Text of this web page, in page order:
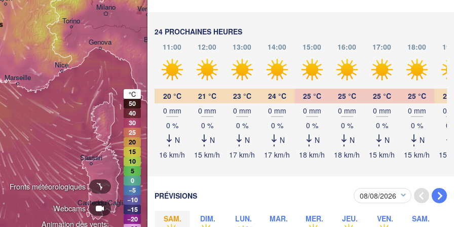
24 PROCHAINES HEURES
11:00
12:00 13:00 14:00 15:00 16:00 17:00 18:00
20 °C
0 mm
0 %
N
16 km/h
21 °C
0 mm
0 %
N
15 km/h
23 °C
0 mm
0 %
N
17 km/h
24 °C
0 mm
0 %
N
17 km/h
25 °C
0 mm
0 %
N
18 km/h
25 °C
0 mm
0 %
N
18 km/h
25 °C
0 mm
0 %
N
15 km/h
25 °C
0 mm
0 %
N
15 km/h
24
0
0
15
PRÉVISIONS
SAM. DIM. LUN. MAR. MER. JEU. VEN. SAM.
Animation des vents:
Webcams
Fronts météorologiques
Milano
Marseille
Torino
Genova
Verona
Nice
Sassari
Casteddu/Cagliari
Roma
Скопје
(Skopje)
Tiranë
Ниш
Sarajevo
Pescara
Perugia
Podgorica
Split
Bologna
ITALIE
CROATIE
HERZÉGOVINE
ALBANIE
MACÉDOINE
DU NORD
Napoli
Πάτρα
(Larissa)
GRÈCE
София
(Sofia)
Craiova
Θεσσαλονίκη
(Thessaloniki)
°C
50
40
30
25
20
15
10
5
0
−5
−10
−15
−20